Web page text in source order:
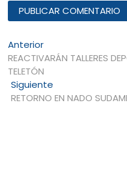
Navegación
de
entradas
AnteriorEntrada
anterior:
REACTIVARÁN TALLERES
TELETÓN
SiguienteEntrada
siguiente:
RETORNO EN NADO